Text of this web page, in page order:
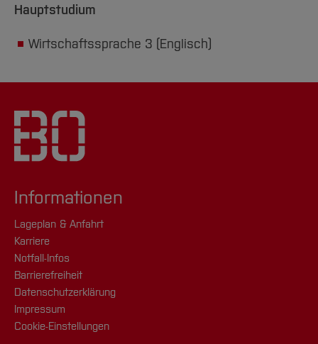
Hauptstudium
Wirtschaftssprache 3 (Englisch)
Informationen
Lageplan & Anfahrt
Karriere
Notfall-Infos
Barrierefreiheit
Datenschutzerklärung
Impressum
Cookie-Einstellungen